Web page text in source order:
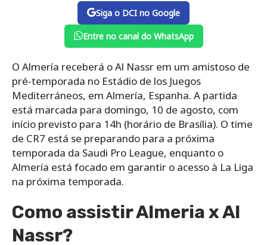
Siga o DCI no Google
Entre no canal do WhatsApp
O Almería receberá o Al Nassr em um amistoso de
pré-temporada no Estádio de los Juegos
Mediterráneos, em Almería, Espanha. A partida
está marcada para domingo, 10 de agosto, com
início previsto para 14h (horário de Brasília). O time
de CR7 está se preparando para a próxima
temporada da Saudi Pro League, enquanto o
Almería está focado em garantir o acesso à La Liga
na próxima temporada.
Como assistir Almeria x Al
Nassr?